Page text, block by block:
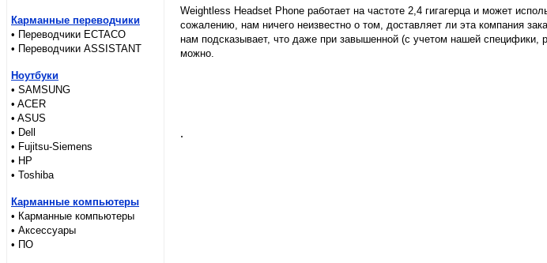
Карманные переводчики
• Переводчики ECTACO
• Переводчики ASSISTANT
Ноутбуки
• SAMSUNG
• ACER
• ASUS
• Dell
• Fujitsu-Siemens
• HP
• Toshiba
Карманные компьютеры
• Карманные компьютеры
• Аксессуары
• ПО
Weightless Headset Phone работает на частоте 2,4 гигагерца и может
сожалению, нам ничего неизвестно о том, доставляет ли эта компания
нам подсказывает, что даже при завышенной (с учетом нашей
можно.
.